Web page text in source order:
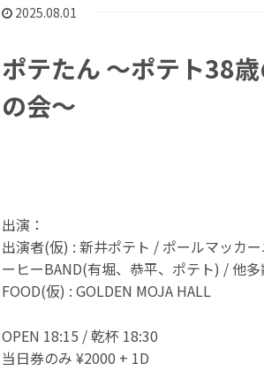
2025.08.01
ポテたん 〜ポテト38
の会〜
出演：
出演者(仮) : 新井ポテト / ポールマッカ
ーヒーBAND(有堀、恭平、ポテト) / 他
FOOD(仮) : GOLDEN MOJA HALL
OPEN 18:15 / 乾杯 18:30
当日券のみ ¥2000 + 1D